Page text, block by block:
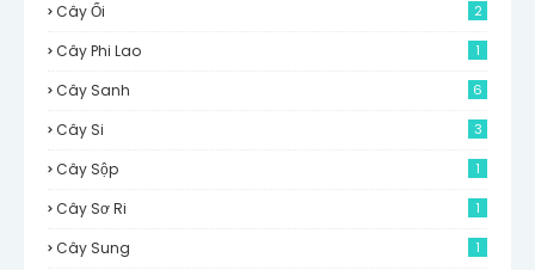
Cây Ổi 2
Cây Phi Lao 1
Cây Sanh 6
Cây Si 3
Cây Sộp 1
Cây Sơ Ri 1
Cây Sung 1